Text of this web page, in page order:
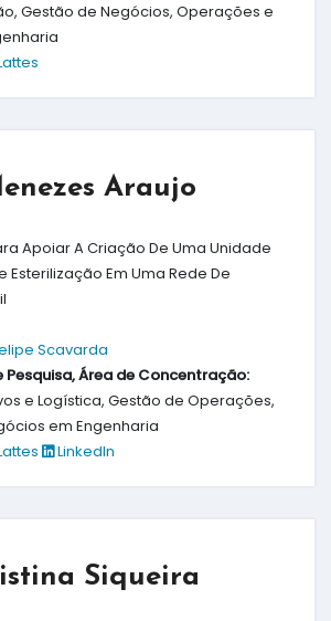
Gestão de Negócios, Operações e
Araujo
Apoiar A Criação De Uma Unidade
Esterilização Em Uma Rede De
Scavarda
Pesquisa, Área de Concentração:
e Logística, Gestão de Operações,
em Engenharia
LinkedIn
Siqueira